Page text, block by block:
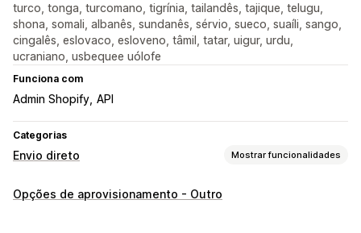
turco, tonga, turcomano, tigrínia, tailandês, tajique, telugu,
shona, somali, albanês, sundanês, sérvio, sueco, suaíli, sango,
cingalês, eslovaco, esloveno, tâmil, tatar, uigur, urdu,
ucraniano, usbequee uólofe
Funciona com
Admin Shopify API
Categorias
Envio direto Mostrar funcionalidades
Produtos que pode vender
Opções de aprovisionamento - Outro